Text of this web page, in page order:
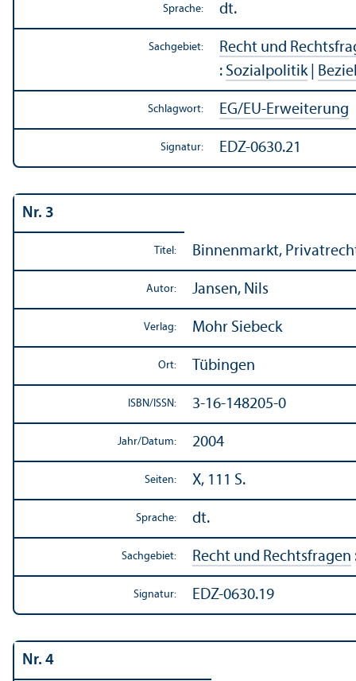
Sprache: dt.
Sachgebiet:
Recht und
: Sozialpolitik|
Schlagwort: EG/EU-Erweiterung
Signatur: EDZ-0630.21
Nr. 3
Titel: Binnen­markt,
Autor: Jansen, Nils
Verlag: Mohr Siebeck
Ort: Tübingen
ISBN/ ISSN: 3-16-148205-0
Jahr/Datum: 2004
Seiten: X, 111 S.
Sprache: dt.
Sachgebiet: Recht und Rechts­fragen
Signatur: EDZ-0630.19
Nr. 4